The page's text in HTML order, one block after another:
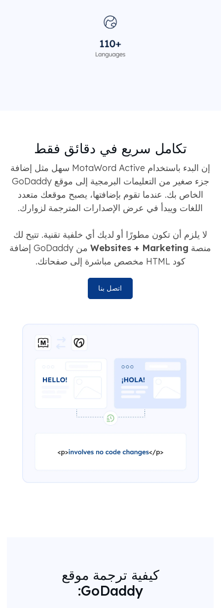
تكامل سريع في دقائق فقط
إن البدء باستخدام MotaWord Active سهل مثل إضافة
جزء صغير من التعليمات البرمجية إلى موقع GoDaddy
الخاص بك. عندما تقوم بإضافتها، يصبح موقعك متعدد
اللغات ويبدأ في عرض الإصدارات المترجمة لزوارك.
لا يلزم أن تكون مطورًا أو لديك أي خلفية تقنية. تتيح لك
منصة Websites + Marketing
من GoDaddy إضافة
كود HTML مخصص مباشرة إلى صفحاتك.
اتصل بنا
كيفية ترجمة موقع
GoDaddy: